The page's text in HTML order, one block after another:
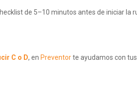
de 5–10 minutos antes de iniciar la
C o D, en Preventorte ayudamos con